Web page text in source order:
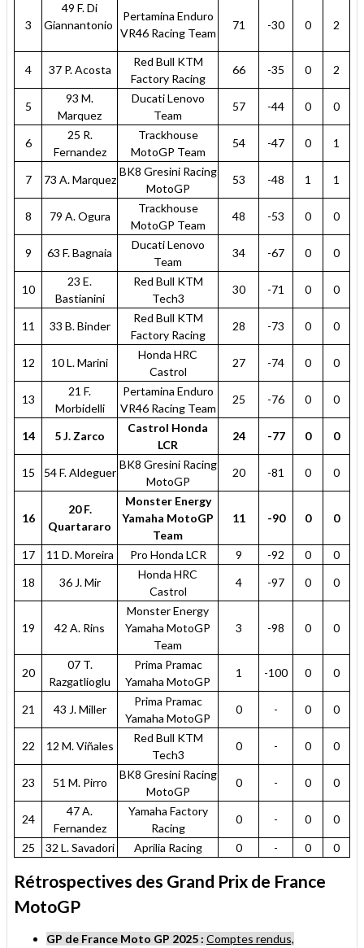
3
49 F. Di
Giannantonio
Pertamina Enduro
VR46 Racing Team
71 -30 0 2
4 37 P. Acosta
Red Bull KTM
Factory Racing
66 -35 0 2
5
93 M.
Marquez
Ducati Lenovo
Team
57 -44 0 0
6
25 R.
Fernandez
Trackhouse
MotoGP Team
54 -47 0 1
7 73 A. Marquez
BK8 Gresini Racing
MotoGP
53 -48 1 1
8 79 A. Ogura
Trackhouse
MotoGP Team
48 -53 0 0
9 63 F. Bagnaia
Ducati Lenovo
Team
34 -67 0 0
10
23 E.
Bastianini
Red Bull KTM
Tech3
30 -71 0 0
11 33 B. Binder
Red Bull KTM
Factory Racing
28 -73 0 0
12 10 L. Marini
Honda HRC
Castrol
27 -74 0 0
13
21 F.
Morbidelli
Pertamina Enduro
VR46 Racing Team
25 -76 0 0
14 5 J. Zarco
Castrol Honda
LCR
24 -77 0 0
15 54 F. Aldeguer
BK8 Gresini Racing
MotoGP
20 -81 0 0
16
20 F.
Quartararo
Monster Energy
Yamaha MotoGP
Team
11 -90 0 0
17 11 D. Moreira Pro Honda LCR 9 -92 0
0
18
36 J. Mir
Honda HRC
Castrol
4 -97 0 0
19 42 A. Rins
Monster Energy
Yamaha MotoGP
Team
3 -98 0 0
20
07 T.
Razgatlioglu
Prima Pramac
Yamaha MotoGP
1 -100 0 0
21 43 J. Miller
Prima Pramac
Yamaha MotoGP
0 - 0 0
22 12 M. Viñales
Red Bull KTM
Tech3
0 - 0 0
23 51 M. Pirro
BK8 Gresini Racing
MotoGP
0 - 0 0
24
47 A.
Fernandez
Yamaha Factory
Racing
0 - 0 0
25 32 L. Savadori Aprilia Racing 0 - 0 0
Rétrospectives des Grand Prix de France
MotoGP
GP de France Moto GP 2025 : Comptes rendus,